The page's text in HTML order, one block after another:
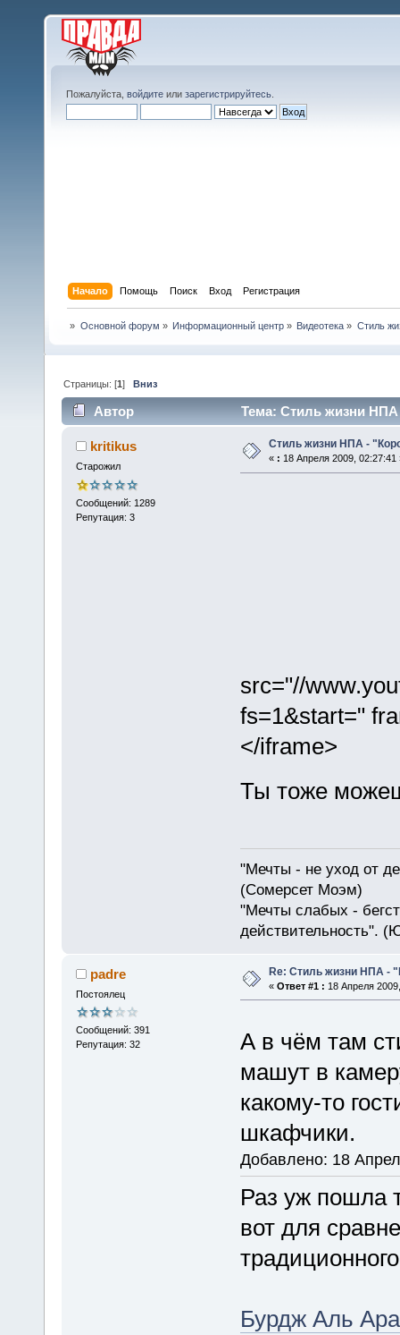
Пожалуйста, войдите или зарегистрируйтесь
Начало Помощь Поиск Вход Регистрация
» Основной форум » Информационный центр» Видеотека » Стиль
Страницы: [1]Вниз
Автор Тема: Стиль жизни НПА
kritikus
Старожил
Сообщений: 1289
Репутация: 3
Стиль жизни НПА -
« : 18 Апреля 2009, 02:27:41
src="//
fs=1&start="
</iframe>
Ты тоже
"Мечты - не уход от
(Сомерсет Моэм)
"Мечты слабых -
действительность".
padre
Постоялец
Сообщений: 391
Репутация: 32
Re: Стиль жизни НПА -
« Ответ #1 : 18 Апреля
А в чём там
машут в
какому-то
шкафчики.
Добавлено: 18
Раз уж пошла
вот для
Бурдж Аль